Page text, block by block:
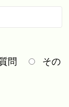
問
その